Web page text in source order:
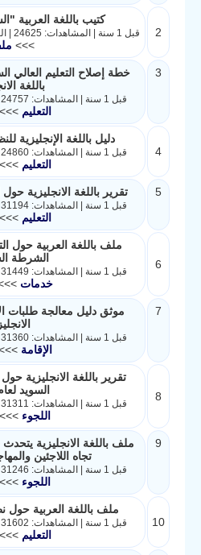
2
كتيب باللغة العربية
قبل 1 سنة | المشاهدات: 24625 | الحجم: 6.4MB
>>>
3
خطة إصلاح التعليم العالي
باللغة
قبل 1 سنة | المشاهدات: 24757 | الحجم: 237.2KB
التعليم>>>
4
دليل باللغة الإنجليزية
قبل 1 سنة | المشاهدات: 24860 | الحجم: 366.7KB
التعليم>>>
5 تقرير باللغة الانجليزية
قبل 1 سنة | المشاهدات: 31194 | الحجم: 260.9KB
التعليم>>>
6
ملف باللغة العربية حول
الشرطة
قبل 1 سنة | المشاهدات: 31449 | الحجم: 955.7KB
خدمات
7
موثق دليل معالجة طلبات
قبل 1 سنة | المشاهدات: 31360 | الحجم: 169.4KB
الإقامة
8
تقرير باللغة الانجليزية
السويد لعام
قبل 1 سنة | المشاهدات: 31311 | الحجم: 740.6KB
اللجوء >>>
9
ملف باللغة الانجليزية
تجاه اللاجئين
قبل 1 سنة | المشاهدات: 31246 | الحجم: 302.1KB
اللجوء >>>
10
ملف باللغة العربية حول
قبل 1 سنة | المشاهدات: 31602 | الحجم: 171.1KB
التعليم>>>